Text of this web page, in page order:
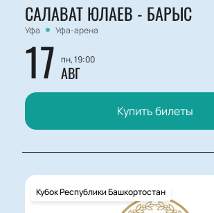
САЛАВАТ ЮЛАЕВ - БАРЫС
Уфа Уфа-арена
17 пн, 19:00
АВГ
Купить билеты
Кубок Республики Башкортостан